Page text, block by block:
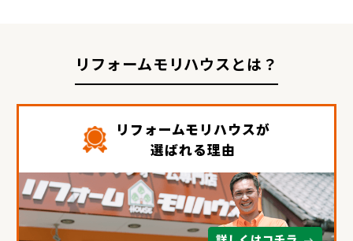
リフォームモリハウスとは？
リフォームモリハウスが
選ばれる理由